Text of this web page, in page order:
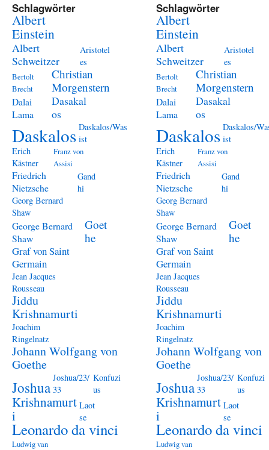
Schlagwörter
Albert
Einstein
Albert
Schweitzer
Aristotel
es
Bertolt
Brecht
Christian
Morgenstern
Dalai
Lama
Dasakal
os
Daskalos Daskalos/Was
ist
Erich
Kästner
Franz von
Assisi
Friedrich
Nietzsche
Gand
hi
Georg Bernard
Shaw
George Bernard
Shaw
Goet
he
Graf von Saint
Germain
Jean Jacques
Rousseau
Jiddu
Krishnamurti
Joachim
Ringelnatz
Johann Wolfgang von
Goethe
Joshua
Joshua/23/
33
Konfuzi
us
Krishnamurt
i
Laot
se
Leonardo da vinci
Ludwig van
Schlagwörter
Albert
Einstein
Albert
Schweitzer
Aristotel
es
Bertolt
Brecht
Christian
Morgenstern
Dalai
Lama
Dasakal
os
Daskalos Daskalos/
ist
Erich
Kästner
Franz von
Assisi
Friedrich
Nietzsche
Gand
hi
Georg Bernard
Shaw
George Bernard
Shaw
Goet
he
Graf von Saint
Germain
Jean Jacques
Rousseau
Jiddu
Krishnamurti
Joachim
Ringelnatz
Johann Wolfgang von
Goethe
Joshua
Joshua/23/
33
Konfuzi
us
Krishnamurt
i
Laot
se
Leonardo da vinci
Ludwig van